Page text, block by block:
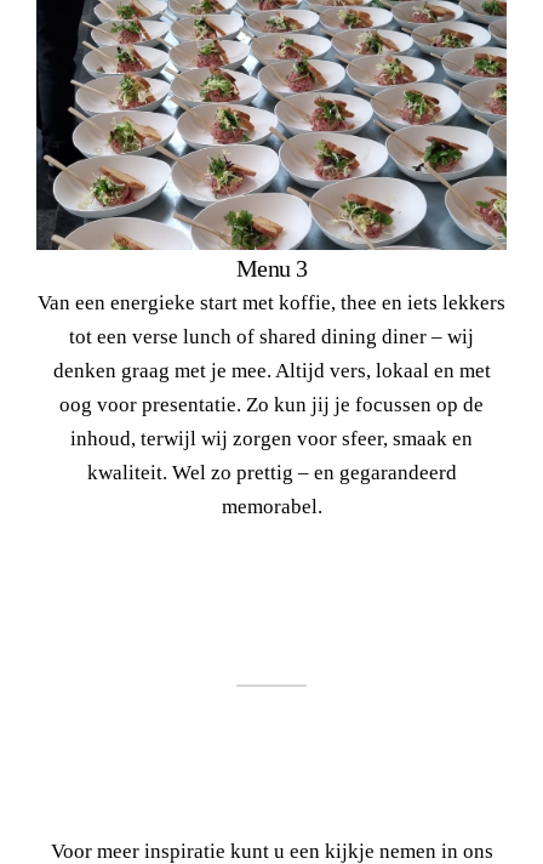
Menu 3
Van een energieke start met koffie, thee en iets lekkers
tot een verse lunch of shared dining diner – wij
denken graag met je mee. Altijd vers, lokaal en met
oog voor presentatie. Zo kun jij je focussen op de
inhoud, terwijl wij zorgen voor sfeer, smaak en
kwaliteit. Wel zo prettig – en gegarandeerd
memorabel.
Voor meer inspiratie kunt u een kijkje nemen in ons